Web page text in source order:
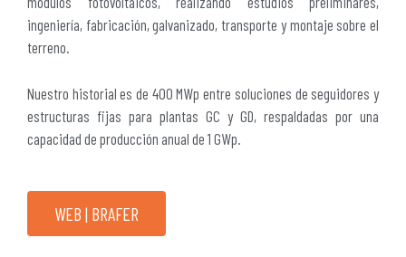
ingeniería, fabricación, galvanizado, transporte y montaje sobre el
terreno.
Nuestro historial es de 400 MWp entre soluciones de seguidores y
estructuras fijas para plantas GC y GD, respaldadas por una
capacidad de producción anual de 1 GWp.
WEB | BRAFER